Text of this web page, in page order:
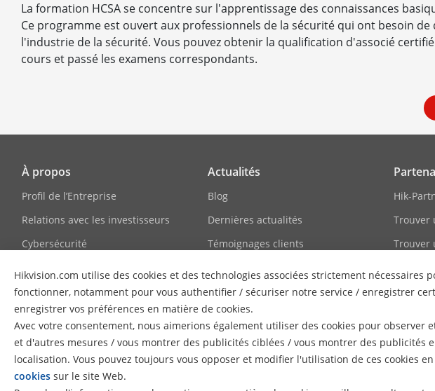
La formation HCSA se concentre sur l'apprentissage des connaissances
Ce programme est ouvert aux professionnels de la sécurité qui ont besoin
l'industrie de la sécurité. Vous pouvez obtenir la qualification d'associé
cours et passé les examens correspondants.
Hikvision.com utilise des cookies et des technologies associées strictement nécessaires
fonctionner, notamment pour vous authentifier / sécuriser notre service / enregistrer
enregistrer vos préférences en matière de cookies.
Avec votre consentement, nous aimerions également utiliser des cookies pour observer
et d'autres mesures / vous montrer des publicités ciblées / vous montrer des publicités
localisation. Vous pouvez toujours vous opposer et modifier l'utilisation de ces cookies
cookies sur le site Web.
À propos
Profil de l’Entreprise
Relations avec les investisseurs
Cybersécurité
Développement durable
Axé sur la qualité
Contactez-nous
FAQ
Actualités
Blog
Dernières actualités
Témoignages clients
Bibliothèque vidéo
Hik-
Trouver
Trouver
Portail
Platform